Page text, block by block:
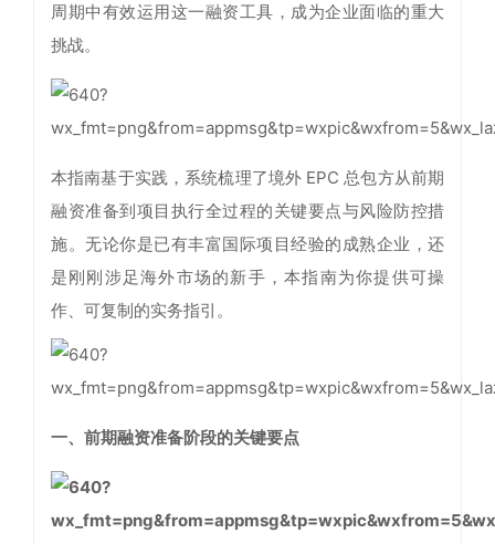
周期中有效运用这一融资工具，成为企业面临的重大
挑战。
本指南基于实践，系统梳理了境外 EPC 总包方从前期
融资准备到项目执行全过程的关键要点与风险防控措
施。无论你是已有丰富国际项目经验的成熟企业，还
是刚刚涉足海外市场的新手，本指南为你提供可操
作、可复制的实务指引。
一、前期融资准备阶段的关键要点